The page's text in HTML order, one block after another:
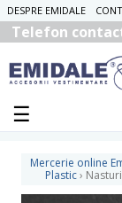
DESPRE EMIDALE
Telefon
Mercerie online
Plastic ›